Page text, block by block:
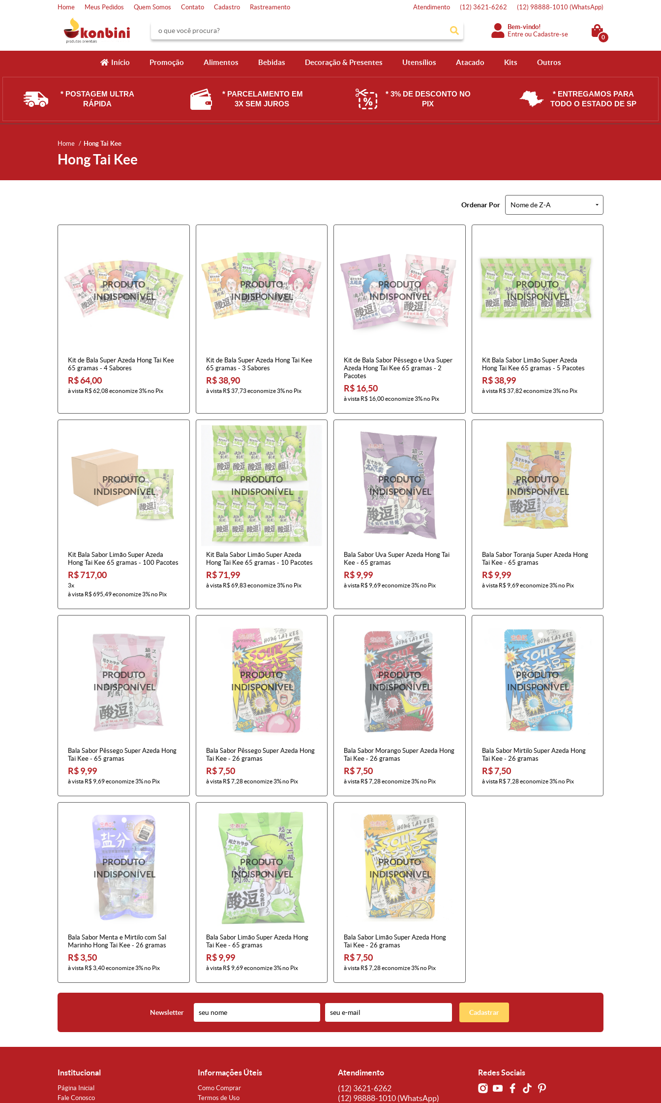
Home Meus Pedidos Quem Somos Contato Cadastro Rastreamento Atendimento (12) 3621-6262 (12) 98888-1010 (WhatsApp)
Bem-vindo!
Entre ouCadastre-se 0
Início Promoção Alimentos Bebidas Decoração & Presentes Utensílios Atacado Kits Outros
* POSTAGEM ULTRA
RÁPIDA
* PARCELAMENTO EM
3X SEM JUROS
* 3% DE DESCONTO NO
PIX
* ENTREGAMOS PARA
TODO O ESTADO DE SP
Home Hong Tai Kee
Hong Tai Kee
Ordenar Por Nome de Z-A
Kit de Bala Super Azeda Hong Tai Kee
65 gramas - 4 Sabores
R$ 64,00
à vista R$ 62,08economize3%no Pix
Kit de Bala Super Azeda Hong Tai Kee
65 gramas - 3 Sabores
R$ 38,90
à vista R$ 37,73economize3%no Pix
Kit de Bala Sabor Pêssego e Uva Super
Azeda Hong Tai Kee 65 gramas - 2
Pacotes
R$ 16,50
à vista R$ 16,00economize3%no Pix
Kit Bala Sabor Limão Super Azeda
Hong Tai Kee 65 gramas - 5 Pacotes
R$ 38,99
à vista R$ 37,82economize3%no Pix
Kit Bala Sabor Limão Super Azeda
Hong Tai Kee 65 gramas - 100 Pacotes
R$ 717,00
3x
à vista R$ 695,49economize3%no Pix
Kit Bala Sabor Limão Super Azeda
Hong Tai Kee 65 gramas - 10 Pacotes
R$ 71,99
à vista R$ 69,83economize3%no Pix
Bala Sabor Uva Super Azeda Hong Tai
Kee - 65 gramas
R$ 9,99
à vista R$ 9,69economize3%no Pix
Bala Sabor Toranja Super Azeda Hong
Tai Kee - 65 gramas
R$ 9,99
à vista R$ 9,69economize3%no Pix
Bala Sabor Pêssego Super Azeda Hong
Tai Kee - 65 gramas
R$ 9,99
à vista R$ 9,69economize3%no Pix
Bala Sabor Pêssego Super Azeda Hong
Tai Kee - 26 gramas
R$ 7,50
à vista R$ 7,28economize3%no Pix
Bala Sabor Morango Super Azeda Hong
Tai Kee - 26 gramas
R$ 7,50
à vista R$ 7,28economize3%no Pix
Bala Sabor Mirtilo Super Azeda Hong
Tai Kee - 26 gramas
R$ 7,50
à vista R$ 7,28economize3%no Pix
Bala Sabor Menta e Mirtilo com Sal
Marinho Hong Tai Kee - 26 gramas
R$ 3,50
à vista R$ 3,40economize3%no Pix
Bala Sabor Limão Super Azeda Hong
Tai Kee - 65 gramas
R$ 9,99
à vista R$ 9,69economize3%no Pix
Bala Sabor Limão Super Azeda Hong
Tai Kee - 26 gramas
R$ 7,50
à vista R$ 7,28economize3%no Pix
Newsletter Cadastrar
Institucional
Página Inicial
Fale Conosco
Informações Úteis
Como Comprar
Termos de Uso
Atendimento
(12) 3621-6262
(12) 98888-1010 (WhatsApp)
Redes Sociais